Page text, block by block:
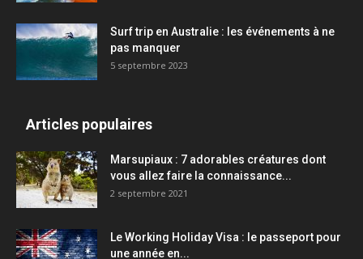
Surf trip en Australie : les événements à ne
pas manquer
5 septembre 2023
Articles populaires
Marsupiaux : 7 adorables créatures dont
vous allez faire la connaissance...
2 septembre 2021
Le Working Holiday Visa : le passeport pour
une année en...